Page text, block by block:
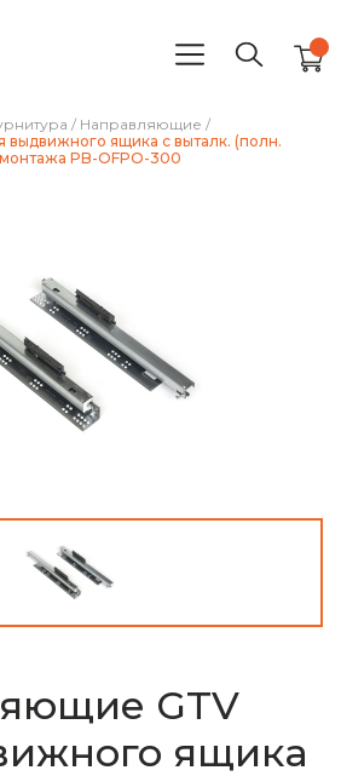
/ Направляющие /
ящика с выталк. (полн.
PB-OFPO-300
GTV
ящика